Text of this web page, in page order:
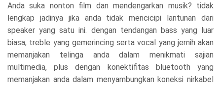
Anda suka nonton film dan mendengarkan musik? tidak
lengkap jadinya jika anda tidak mencicipi lantunan dari
speaker yang satu ini. dengan tendangan bass yang luar
biasa, treble yang gemerincing serta vocal yang jernih akan
memanjakan telinga anda dalam menikmati sajian
multimedia, plus dengan konektifitas bluetooth yang
memanjakan anda dalam menyambungkan koneksi nirkabel